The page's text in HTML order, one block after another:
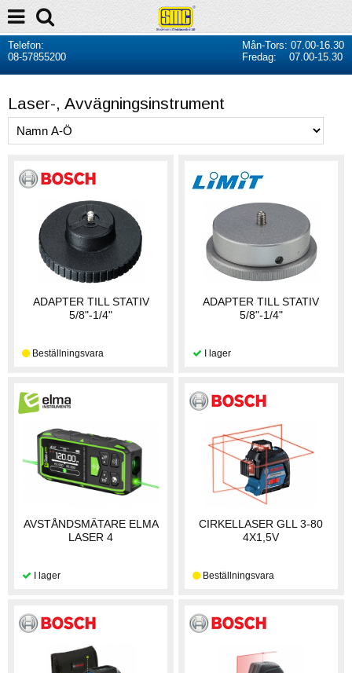
Telefon:
08-57855200
Mån-Tors: 07.00-16.30
Fredag: 07.00-15.30
Laser-, Avvägningsinstrument
ADAPTER TILL STATIV
5/8"-1/4"
ADAPTER TILL STATIV
5/8"-1/4"
AVSTÅNDSMÄTARE ELMA
LASER 4
CIRKELLASER GLL 3-80
4X1,5V